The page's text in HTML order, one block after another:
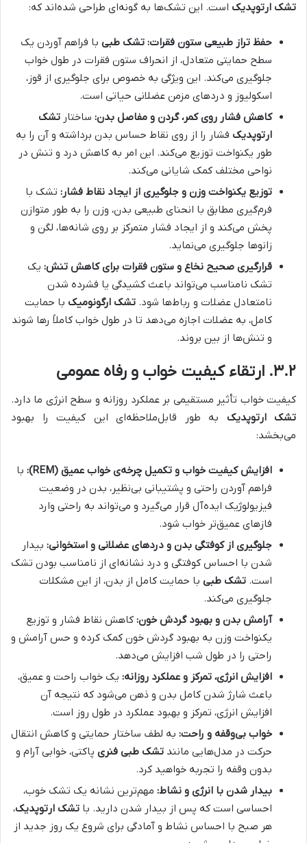
تشک ارتوپدیک است. این تشک‌ها به گونه‌ای طراحی شده‌اند که:
حفظ تراز طبیعی ستون فقرات: تشک طبی با فراهم آوردن یک
سطح حمایتی متعادل، از انحراف ستون فقرات در طول خواب
جلوگیری می‌کند. این ویژگی به خصوص برای جلوگیری از قوز،
اسکولیوز و دردهای مزمن عضلانی حیاتی است.
کاهش فشار روی کمر، گردن و مفاصل بدن: ساختار تشک
ارتوپدیک فشار را از روی نقاط حساس بدن برداشته و آن را به
طور یکنواخت توزیع می‌کند. این امر به کاهش درد و تنش در
نواحی مختلف کمک شایانی می‌کند.
توزیع یکنواخت وزن و جلوگیری از ایجاد نقاط فشار: تشک با
فرم‌گیری مطابق با انحنای طبیعی بدن، وزن را به طور متوازن
پخش می‌کند و از ایجاد فشار متمرکز بر روی شانه‌ها، لگن و
زانوها جلوگیری می‌نماید.
قرارگیری صحیح نخاع و ستون فقرات برای کاهش تنش: یک
تشک نامناسب می‌تواند باعث کشیدگی یا فشرده شدن
نامتعادل عضلات و رباط‌ها شود. تشک ارگونومیک با حمایت
کامل، به عضلات اجازه می‌دهد تا در طول خواب کاملاً رها شوند
و تنش‌ها از بین بروند.
۳.۲. ارتقاء کیفیت خواب و رفاه عمومی
کیفیت خواب تأثیر مستقیمی بر عملکرد روزانه و سطح انرژی ما دارد.
تشک ارتوپدیک به طور قابل‌ملاحظه‌ای این کیفیت را بهبود
می‌بخشد:
افزایش کیفیت خواب و تکمیل چرخه‌ی خواب عمیق (REM):
با
فراهم آوردن راحتی و پشتیبانی بی‌نظیر، بدن در وضعیت
فیزیولوژیک ایده‌آل قرار می‌گیرد و می‌تواند به راحتی وارد
فازهای عمیق‌تر خواب شود.
جلوگیری از کوفتگی بدن و دردهای عضلانی و استخوانی: بیدار
شدن با احساس کوفتگی و درد نشانه‌ای از نامناسب بودن تشک
است. تشک طبی با حمایت کامل از بدن، از این مشکلات
جلوگیری می‌کند.
آرامش بدن و بهبود گردش خون: کاهش نقاط فشار و توزیع
یکنواخت وزن به بهبود گردش خون کمک کرده و حس آرامش و
راحتی را در طول شب افزایش می‌دهد.
افزایش انرژی، تمرکز و عملکرد روزانه: یک خواب راحت و عمیق،
باعث شارژ شدن کامل بدن و ذهن می‌شود که نتیجه آن
افزایش انرژی، تمرکز و بهبود عملکرد در طول روز است.
خواب بی‌وقفه و راحت: به لطف ساختار حمایتی و کاهش انتقال
حرکت در مدل‌هایی مانند تشک طبی فنری پاکتی، خوابی آرام و
بدون وقفه را تجربه خواهید کرد.
بیدار شدن با انرژی و نشاط: مهم‌ترین نشانه یک تشک خوب،
احساسی است که پس از بیدار شدن دارید. با تشک ارتوپدیک،
هر صبح با احساس نشاط و آمادگی برای شروع یک روز جدید از